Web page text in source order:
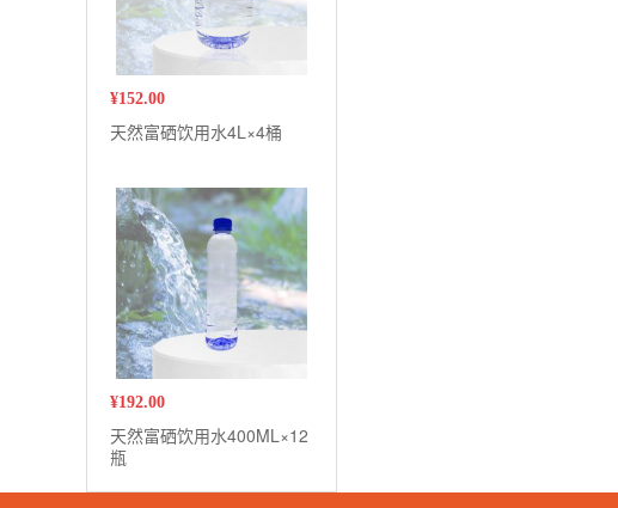
¥152.00
天然富硒饮用水4L×4桶
¥192.00
天然富硒饮用水400ML×12
瓶